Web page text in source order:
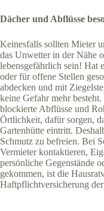
Dächer und Abflüsse
Keinesfalls sollten Mieter
das Unwetter in der Nähe
lebensgefährlich sein! Hat
oder für offene Stellen
abdecken und mit
keine Gefahr mehr
blockierte Abflüsse und
Örtlichkeit, dafür sorgen,
Gartenhütte eintritt.
Schmutz zu befreien. Bei
Vermieter kontaktieren,
persönliche Gegenstände
gekommen, ist die
Haftpflichtversicherung